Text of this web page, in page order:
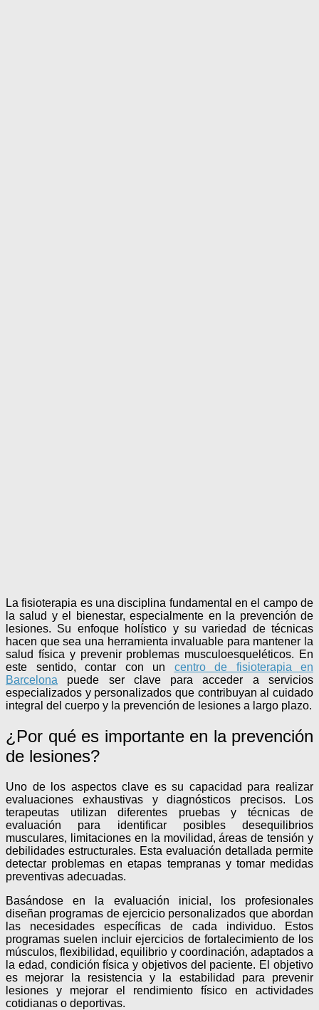
La fisioterapia es una disciplina fundamental en el campo de
la salud y el bienestar, especialmente en la prevención de
lesiones. Su enfoque holístico y su variedad de técnicas
hacen que sea una herramienta invaluable para mantener la
salud física y prevenir problemas musculoesqueléticos. En
este sentido, contar con un centro de fisioterapia en
Barcelona puede ser clave para acceder a servicios
especializados y personalizados que contribuyan al cuidado
integral del cuerpo y la prevención de lesiones a largo plazo.
¿Por qué es importante en la prevención
de lesiones?
Uno de los aspectos clave es su capacidad para realizar
evaluaciones exhaustivas y diagnósticos precisos. Los
terapeutas utilizan diferentes pruebas y técnicas de
evaluación para identificar posibles desequilibrios
musculares, limitaciones en la movilidad, áreas de tensión y
debilidades estructurales. Esta evaluación detallada permite
detectar problemas en etapas tempranas y tomar medidas
preventivas adecuadas.
Basándose en la evaluación inicial, los profesionales
diseñan programas de ejercicio personalizados que abordan
las necesidades específicas de cada individuo. Estos
programas suelen incluir ejercicios de fortalecimiento de los
músculos, flexibilidad, equilibrio y coordinación, adaptados a
la edad, condición física y objetivos del paciente. El objetivo
es mejorar la resistencia y la estabilidad para prevenir
lesiones y mejorar el rendimiento físico en actividades
cotidianas o deportivas.